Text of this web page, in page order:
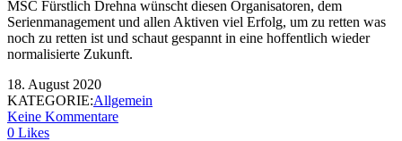
MSC Fürstlich Drehna wünscht diesen Organisatoren, dem
Serienmanagement und allen Aktiven viel Erfolg, um zu retten was
noch zu retten ist und schaut gespannt in eine hoffentlich wieder
normalisierte Zukunft.
18. August 2020
KATEGORIE:Allgemein
Keine Kommentare
0 Likes